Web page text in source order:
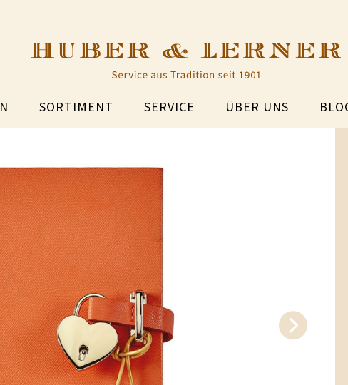
SORTIMENT SERVICE ÜBER UNS